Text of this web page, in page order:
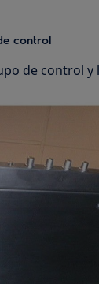
control
de control y